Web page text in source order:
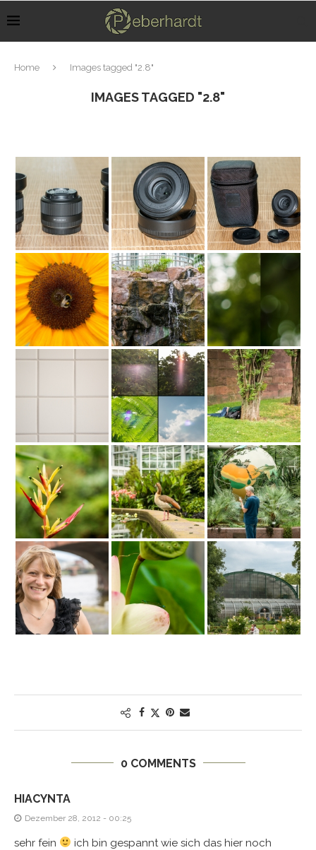
Home Images tagged "2.8"
IMAGES TAGGED "2.8"
0 COMMENTS
HIACYNTA
Dezember 28, 2012 - 00:25
sehr fein
ich bin gespannt wie sich das hier noch